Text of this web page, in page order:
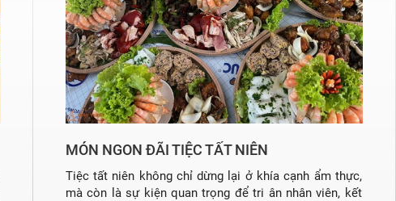
MÓN NGON ĐÃI TIỆC TẤT NIÊN
Tiệc tất niên không chỉ dừng lại ở khía cạnh ẩm thực,
mà còn là sự kiện quan trọng để tri ân nhân viên, kết